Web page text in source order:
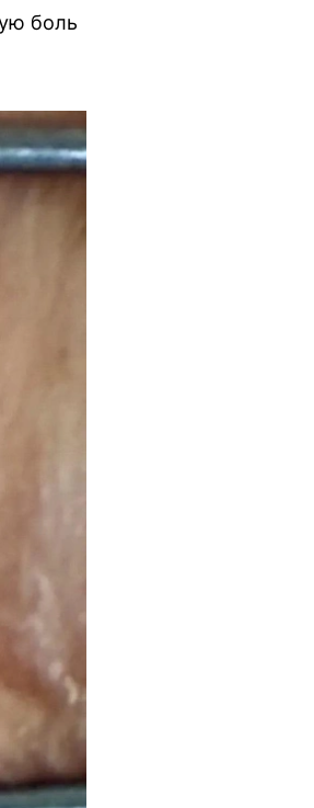
боль